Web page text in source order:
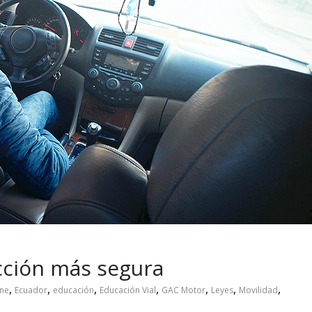
más segura
, Ecuador, educación, Educación Vial, GAC Motor, Leyes, Movilidad,
pasar con tu
usar?
Campaña busca cambiar
destino de los
en la región